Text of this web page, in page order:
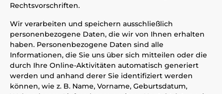
Rechtsvorschriften.
Wir verarbeiten und speichern ausschließlich
personenbezogene Daten, die wir von Ihnen erhalten
haben. Personenbezogene Daten sind alle
Informationen, die Sie uns über sich mitteilen oder die
durch Ihre Online-Aktivitäten automatisch generiert
werden und anhand derer Sie identifiziert werden
können, wie z. B. Name, Vorname, Geburtsdatum,